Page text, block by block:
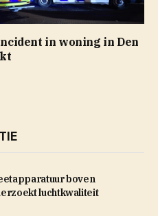
in woning in Den
boven
luchtkwaliteit